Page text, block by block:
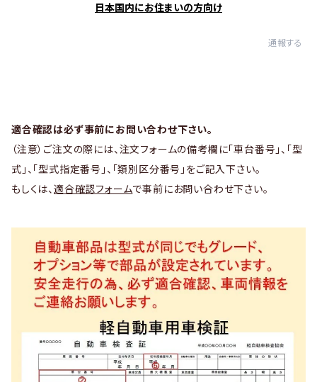
日本国内にお住まいの方向け
通報する
適合確認は必ず事前にお問い合わせ下さい。
（注意）ご注文の際には、注文フォームの備考欄に「車台番号」、「型
式」、「型式指定番号」、「類別区分番号」をご記入下さい。
もしくは、 適合確認フォームで事前にお問い合わせ下さい。